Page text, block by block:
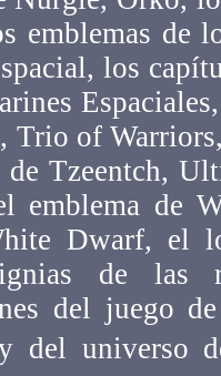
emblemas de
los
Trio of
Tzeentch,
emblema de
Dwarf, el
de las
del juego
del universo